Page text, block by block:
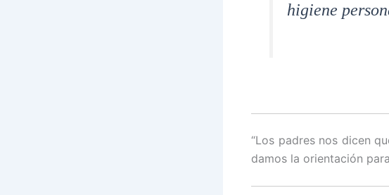
higiene
“Los padres nos dicen
damos la orientación